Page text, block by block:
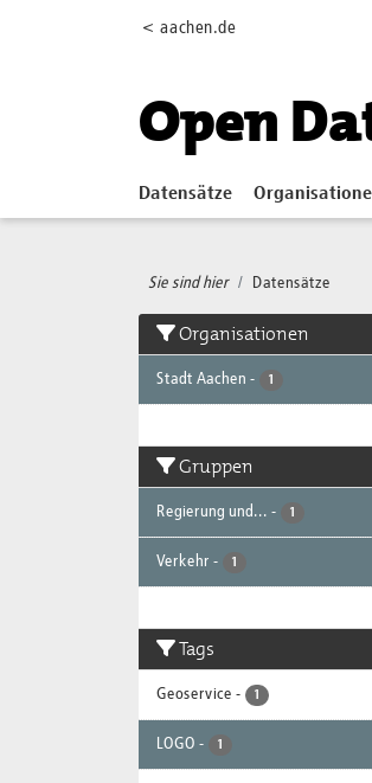
< aachen.de
Open
Datensätze
Sie sind hier Datensätze
Organisationen
Stadt Aachen - 1
Gruppen
Regierung und... - 1
Verkehr - 1
Tags
Geoservice - 1
LOGO - 1